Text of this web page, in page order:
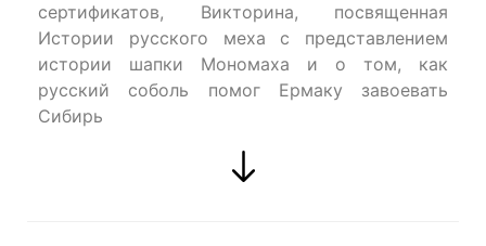
сертификатов, Викторина, посвященная
Истории русcкого меха с представлением
истории шапки Мономаха и о том, как
русский соболь помог Ермаку завоевать
Сибирь